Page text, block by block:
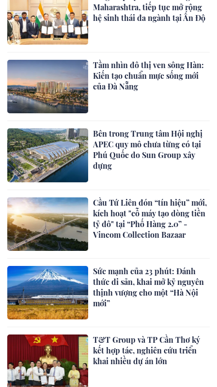
Maharashtra, tiếp tục mở rộng
hệ sinh thái đa ngành tại Ấn Độ
Tầm nhìn đô thị ven sông Hàn:
Kiến tạo chuẩn mực sống mới
của Đà Nẵng
Bên trong Trung tâm Hội nghị
APEC quy mô chưa từng có tại
Phú Quốc do Sun Group xây
dựng
Cầu Tứ Liên đón “tín hiệu” mới,
kích hoạt "cỗ máy tạo dòng tiền
tỷ đô" tại “Phố Hàng 2.0” -
Vincom Collection Bazaar
Sức mạnh của 23 phút: Đánh
thức di sản, khai mở kỷ nguyên
thịnh vượng cho một “Hà Nội
mới”
T&T Group và TP Cần Thơ ký
kết hợp tác, nghiên cứu triển
khai nhiều dự án lớn